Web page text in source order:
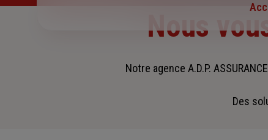
Nous
Notre agence A.D.P.
Des